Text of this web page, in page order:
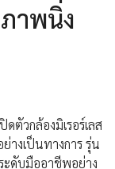
าพนิ่ง
ตัวกล้องมิเรอร์เลส
างเป็นทางการ รุ่น
ะดับมืออาชีพอย่าง